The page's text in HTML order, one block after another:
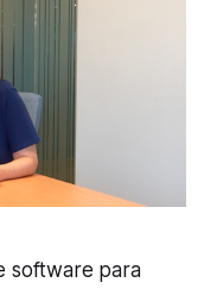
software para